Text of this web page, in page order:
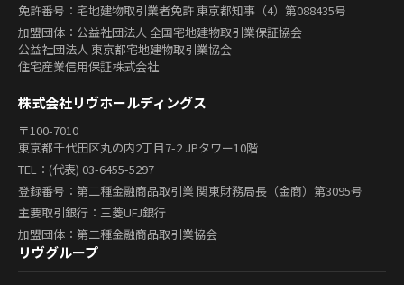
免許番号：宅地建物取引業者免許 東京都知事（4）第088435号
加盟団体：公益社団法人 全国宅地建物取引業保証協会
公益社団法人 東京都宅地建物取引業協会
住宅産業信用保証株式会社
株式会社リヴホールディングス
〒100-7010
東京都千代田区丸の内2丁目7-2 JPタワー10階
TEL：(代表) 03-6455-5297
登録番号：第二種金融商品取引業 関東財務局長（金商）第3095号
主要取引銀行：三菱UFJ銀行
加盟団体：第二種金融商品取引業協会
リヴグループ